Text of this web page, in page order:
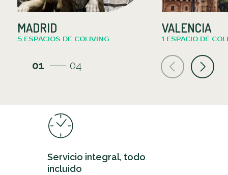
01 04
MADRID
5 ESPACIOS DE COLIVING
VALENCIA
1 ESPACIO DE
Servicio integral, todo
incluido